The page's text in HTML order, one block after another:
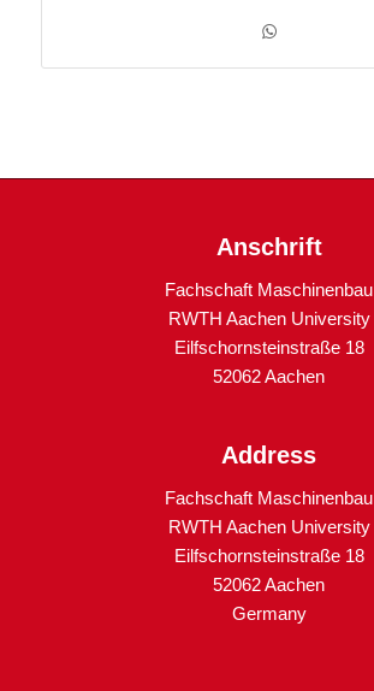
Anschrift
Fachschaft Maschinenbau
RWTH Aachen University
Eilfschornsteinstraße 18
52062 Aachen
Address
Fachschaft Maschinenbau
RWTH Aachen University
Eilfschornsteinstraße 18
52062 Aachen
Germany